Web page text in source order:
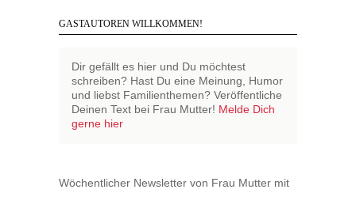
GASTAUTOREN WILLKOMMEN!
Dir gefällt es hier und Du möchtest
schreiben? Hast Du eine Meinung, Humor
und liebst Familienthemen? Veröffentliche
Deinen Text bei Frau Mutter! Melde Dich
gerne hier
Wöchentlicher Newsletter von Frau Mutter mit